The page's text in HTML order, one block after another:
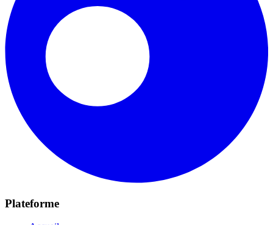
Plateforme